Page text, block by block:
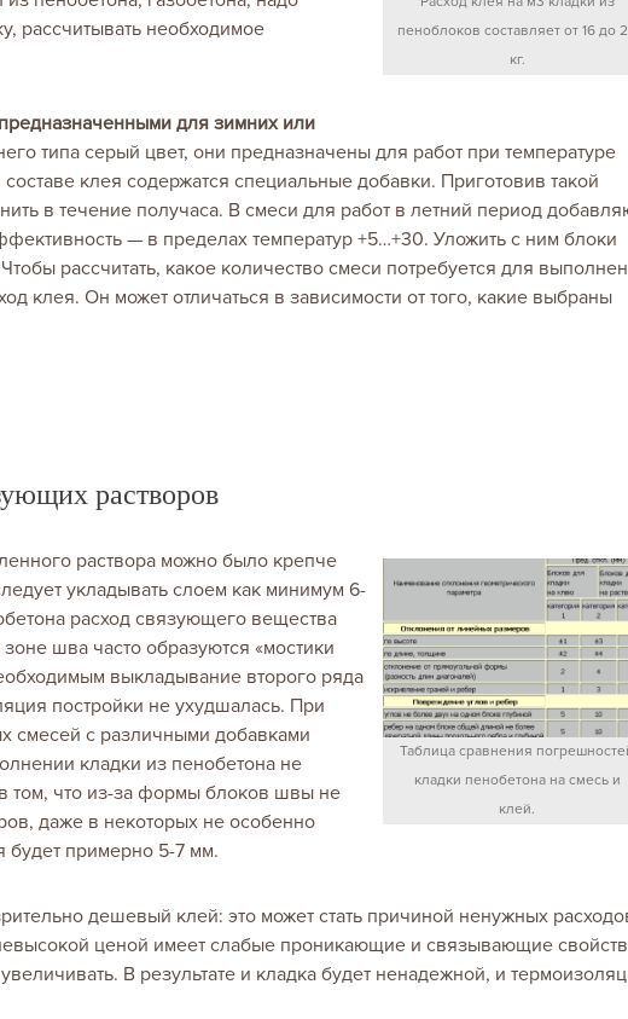
пеноблоков составляет от 16 до
кг.
рассчитывать необходимое
для зимних или
типа серый цвет, они предназначены для работ при температуре
клея содержатся специальные добавки. Приготовив такой
в течение получаса. В смеси для работ в летний период
— в пределах температур +5…+30. Уложить с ним блоки
рассчитать, какое количество смеси потребуется для
клея. Он может отличаться в зависимости от того, какие выбраны
растворов
Таблица сравнения
кладки пенобетона на смесь и
клей.
раствора можно было крепче
укладывать слоем как минимум 6-
расход связующего вещества
зоне шва часто образуются «мостики
выкладывание второго ряда
постройки не ухудшалась. При
смесей с различными добавками
кладки из пенобетона не
том, что из-за формы блоков швы не
даже в некоторых не особенно
будет примерно 5-7 мм.
дешевый клей: это может стать причиной ненужных
ценой имеет слабые проникающие и связывающие
В результате и кладка будет ненадежной, и